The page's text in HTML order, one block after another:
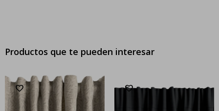
Productos que te pueden interesar